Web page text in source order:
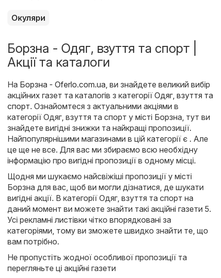
Окуляри
Борзна - Одяг, взуття та спорт |
Акції та каталоги
На Борзна - Oferlo.com.ua , ви знайдете великий вибір
акційних газет та каталогів з категорії Одяг, взуття та
спорт. Ознайомтеся з актуальними акціями в
категорії Одяг, взуття та спорт у місті Борзна, тут ви
знайдете вигідні знижки та найкращі пропозиції.
Найпопулярнішими магазинами в цій категорії є . Але
це ще не все. Для вас ми збираємо всю необхідну
інформацію про вигідні пропозиції в одному місці.
Щодня ми шукаємо найсвіжіші пропозиції у місті
Борзна для вас, щоб ви могли дізнатися, де шукати
вигідні акції. В категорії Одяг, взуття та спорт на
даний момент ви можете знайти такі акційні газети 5.
Усі рекламні листівки чітко впорядковані за
категоріями, тому ви зможете швидко знайти те, що
вам потрібно.
Не пропустіть жодної особливої пропозиції та
перегляньте ці акційні газети